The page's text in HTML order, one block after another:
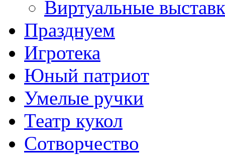
Виртуальные
Празднуем
Игротека
Юный патриот
Умелые ручки
Театр кукол
Сотворчество